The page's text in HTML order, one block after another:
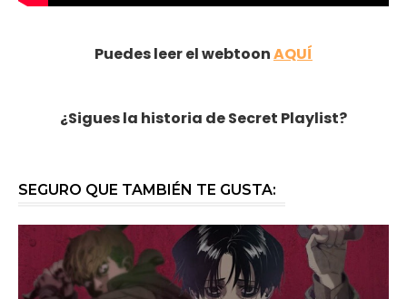
Puedes leer el webtoonAQUÍ
¿Sigues la historia de Secret Playlist?
SEGURO QUE TAMBIÉN TE GUSTA: